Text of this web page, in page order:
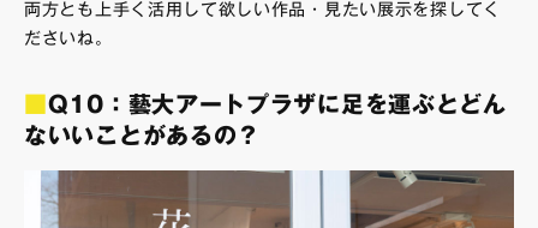
両方とも上手く活用して欲しい作品・見たい展示を探してく
ださいね。
Q10：藝大アートプラザに足を運ぶとどん
ないいことがあるの？